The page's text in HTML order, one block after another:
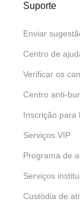
Suporte
Enviar
Centro de
Verificar os
Centro anti-
Inscrição para
Serviços VIP
Programa de
Serviços
Custódia de